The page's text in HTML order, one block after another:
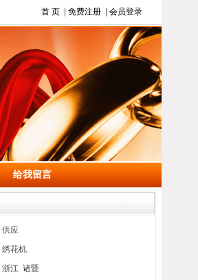
首 页| 免费注册| 会员登录
给我留言
供应
绣花机
浙江 诸暨